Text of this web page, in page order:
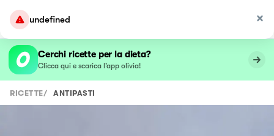
undefined
Cerchi ricette per la dieta?
Clicca qui e scarica l’app olivia!
RICETTE/ ANTIPASTI